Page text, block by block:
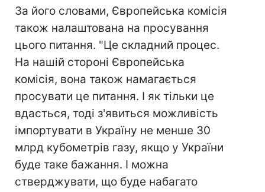
За його словами, Європейська комісія
також налаштована на просування
цього питання. "Це складний процес.
На нашій стороні Європейська
комісія, вона також намагається
просувати це питання. І як тільки це
вдасться, тоді з'явиться можливість
імпортувати в Україну не менше 30
млрд кубометрів газу, якщо у України
буде таке бажання. І можна
стверджувати, що буде набагато